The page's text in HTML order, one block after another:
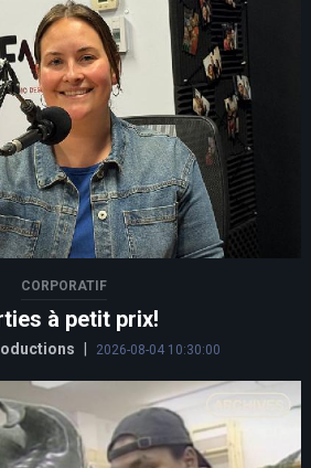
CORPORATIF
à petit prix!
2026-08-04 10:30:00